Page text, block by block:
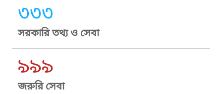
৩৩৩
সরকারি তথ্য ও সেবা
৯৯৯
জরুরি সেবা